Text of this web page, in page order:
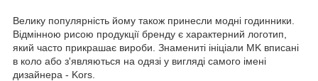
Велику популярність йому також принесли модні годинники.
Відмінною рисою продукції бренду є характерний логотип,
який часто прикрашає вироби. Знамениті ініціали MK вписані
в коло або з'являються на одязі у вигляді самого імені
дизайнера - Kors.